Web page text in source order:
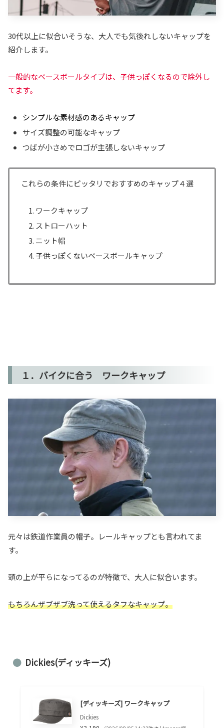
30代以上に似合いそうな、大人でも気後れしないキャップを
紹介します。
一般的なベースボールタイプは、子供っぽくなるので除外し
てます。
シンプルな素材感のあるキャップ
サイズ調整の可能なキャップ
つばが小さめでロゴが主張しないキャップ
これらの条件にピッタリでおすすめのキャップ４選
ワークキャップ
ストローハット
ニット帽
子供っぽくないベースボールキャップ
１．バイクに合う ワークキャップ
元々は鉄道作業員の帽子。レールキャップとも言われてま
す。
頭の上が平らになってるのが特徴で、大人に似合います。
もちろんザブザブ洗って使えるタフなキャップ。
Dickies(ディッキーズ)
[ディッキーズ] ワークキャップ
Dickies